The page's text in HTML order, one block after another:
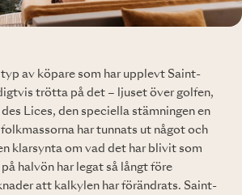
av köpare som har upplevt Saint-
trötta på det – ljuset över golfen,
Lices, den speciella stämningen en
har tunnats ut något och
klarsynta om vad det har blivit som
halvön har legat så långt före
att kalkylen har förändrats. Saint-